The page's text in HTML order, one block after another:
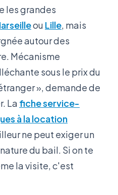
les grandes
ou Lille, mais
autour des
Mécanisme
sous le prix du
», demande de
La fiche service-
à la location
ne peut exiger un
du bail. Si on te
la visite, c'est